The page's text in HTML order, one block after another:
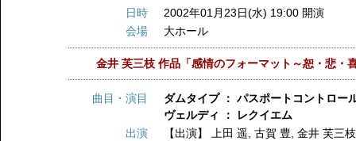
日時
2002年01月23日(水) 19:00 開演
会場
大ホール
金井 芙三枝 作品「感情のフォーマット～恕・悲・
曲目・演目
ダムタイプ ： パスポートコントロー
ヴェルディ ： レクイエム
出演
【出演】 上田 遥 ,古賀 豊 ,金井 芙三枝